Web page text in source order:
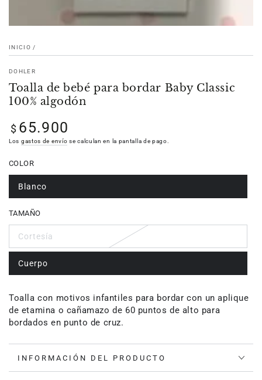
INICIO /
DOHLER
Toalla de bebé para bordar Baby Classic
100% algodón
Precio
regular
$ 65.900
Los gastos de envío se calculan en la pantalla de pago.
COLOR
Blanco
TAMAÑO
Cortesía
Cuerpo
Toalla con motivos infantiles para bordar con un aplique
de etamina o cañamazo de 60 puntos de alto para
bordados en punto de cruz.
INFORMACIÓN DEL PRODUCTO